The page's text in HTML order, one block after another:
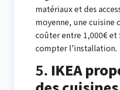
matériaux et des
moyenne, une
coûter entre 1,000€ et
compter l’installation.
5. IKEA